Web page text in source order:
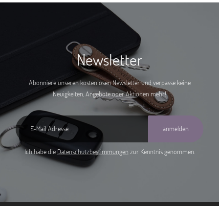
Newsletter
Abonniere unseren kostenlosen Newsletter und verpasse keine
Neuigkeiten, Angebote oder Aktionen mehr!
anmelden
Ich habe die Datenschutzbestimmungen zur Kenntnis genommen.